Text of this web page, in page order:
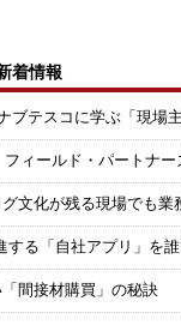
着情報
ブテスコに学ぶ「現場
ィールド・パートナ
文化が残る現場でも業
する「自社アプリ」を
間接材購買」の秘訣